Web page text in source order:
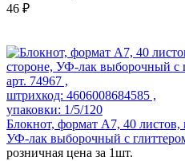
46 ₽
арт. 74967 ,
штрихкод: 4606008684585 ,
упаковки: 1/5/120
Блокнот, формат А7, 40 листов,
УФ-лак выборочный с
розничная цена за 1шт.